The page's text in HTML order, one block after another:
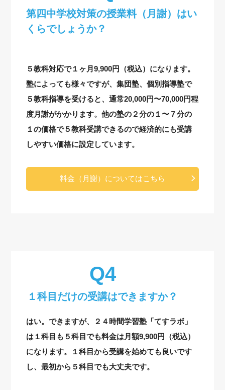
第四中学校対策の授業料（月謝）はい
くらでしょうか？
５教科対応で１ヶ月9,900円（税込）になります。
塾によっても様々ですが、集団塾、個別指導塾で
５教科指導を受けると、通常20,000円〜70,000円程
度月謝がかかります。他の塾の２分の１〜７分の
１の価格で５教科受講できるので経済的にも受講
しやすい価格に設定しています。
料金（月謝）についてはこちら
１科目だけの受講はできますか？
はい。できますが、２４時間学習塾「てすラボ」
は１科目も５科目でも料金は月額9,900円（税込）
になります。１科目から受講を始めても良いです
し、最初から５科目でも大丈夫です。